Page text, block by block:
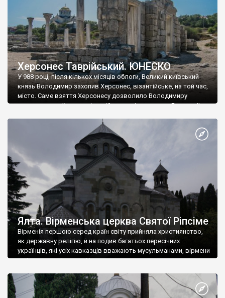
Херсонес Таврійський. ЮНЕСКО
У 988 році, після кількох місяців облоги, Великий київський
князь Володимир захопив Херсонес, візантійське, на той час,
місто. Саме взяття Херсонесу дозволило Володимиру
диктувати свої умови візантійському імператору Василю ІІ, та
Херсонесі Володимир-язичник, став Василем-християнином.
А потім було Хрещення Русі. На честь Херсонесу Таврійського
Ялта. Вірменська церква Святої Ріпсіме
Вірменія першою серед країн світу прийняла християнство,
як державну релігію, й на подив багатьох пересічних
українців, які усіх кавказців вважають мусульманами, вірмени
є відданими вірянами Христа